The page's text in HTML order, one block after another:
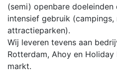
(semi) openbare
intensief gebruik
attractieparken).
Wij leveren tevens aan
Rotterdam, Ahoy en
markt.